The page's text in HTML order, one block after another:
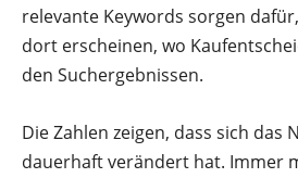
relevante Keywords sorgen
dort erscheinen, wo
den Suchergebnissen.
Die Zahlen zeigen, dass sich das
dauerhaft verändert hat. Immer